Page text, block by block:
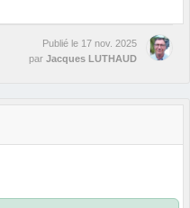
Publié le 17 nov. 2025
par Jacques LUTHAUD